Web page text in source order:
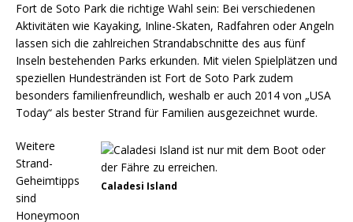
Fort de Soto Park die richtige Wahl sein: Bei verschiedenen
Aktivitäten wie Kayaking, Inline-Skaten, Radfahren oder Angeln
lassen sich die zahlreichen Strandabschnitte des aus fünf
Inseln bestehenden Parks erkunden. Mit vielen Spielplätzen und
speziellen Hundestränden ist Fort de Soto Park zudem
besonders familienfreundlich, weshalb er auch 2014 von „USA
Today“ als bester Strand für Familien ausgezeichnet wurde.
Caladesi Island
Weitere
Strand-
Geheimtipps
sind
Honeymoon